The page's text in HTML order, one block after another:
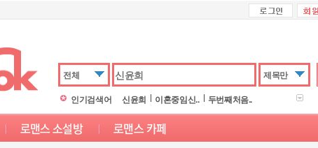
전체
제목만
인기검색어
신윤희 이혼중임신.. 두번째처음..